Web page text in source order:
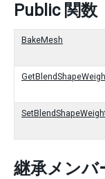
Public 関数
BakeMesh
継承メンバ